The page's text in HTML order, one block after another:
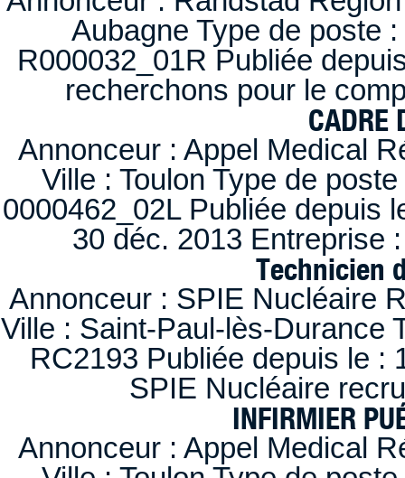
Aubagne Type de poste
R000032_01R Publiée
recherchons pour le
CADRE
Annonceur : Appel Medical
Ville : Toulon Type de
0000462_02L Publiée depuis
30 déc. 2013
Technicien
Annonceur : SPIE Nucléaire
Ville : Saint-Paul-lès-Durance
RC2193 Publiée depuis le :
SPIE Nucléaire
INFIRMIER
Annonceur : Appel Medical